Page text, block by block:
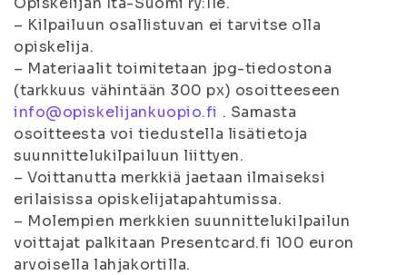
– Kilpailuun osallistuvan ei tarvitse olla
opiskelija.
– Materiaalit toimitetaan jpg-tiedostona
(tarkkuus vähintään 300 px) osoitteeseen
info@opiskelijankuopio.fi . Samasta
osoitteesta voi tiedustella lisätietoja
suunnittelukilpailuun liittyen.
– Voittanutta merkkiä jaetaan ilmaiseksi
erilaisissa opiskelijatapahtumissa.
– Molempien merkkien suunnittelukilpailun
voittajat palkitaan Presentcard.fi 100 euron
arvoisella lahjakortilla.